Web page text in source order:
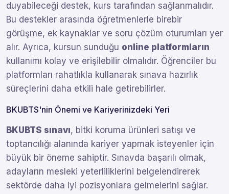
duyabileceği destek, kurs tarafından sağlanmalıdır.
Bu destekler arasında öğretmenlerle birebir
görüşme, ek kaynaklar ve soru çözüm oturumları yer
alır. Ayrıca, kursun sunduğu online platformların
kullanımı kolay ve erişilebilir olmalıdır. Öğrenciler bu
platformları rahatlıkla kullanarak sınava hazırlık
süreçlerini daha etkili hale getirebilirler.
BKUBTS'nin Önemi ve Kariyerinizdeki Yeri
BKUBTS sınavı, bitki koruma ürünleri satışı ve
toptancılığı alanında kariyer yapmak isteyenler için
büyük bir öneme sahiptir. Sınavda başarılı olmak,
adayların mesleki yeterliliklerini belgelendirerek
sektörde daha iyi pozisyonlara gelmelerini sağlar.